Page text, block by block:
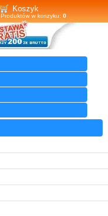
Koszyk
Produktów w koszyku: 0